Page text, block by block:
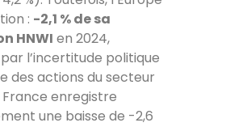
: -2,1 % de sa
HNWI en 2024,
l’incertitude politique
des actions du secteur
France enregistre
une baisse de -2,6